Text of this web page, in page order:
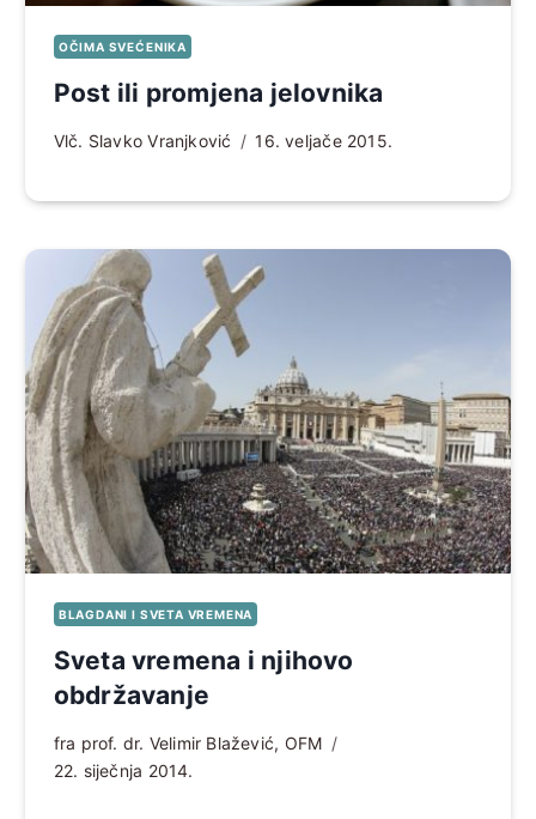
OČIMA SVEĆENIKA
Post ili promjena jelovnika
Vlč. Slavko Vranjković 16. veljače 2015.
BLAGDANI I SVETA VREMENA
Sveta vremena i njihovo
obdržavanje
fra prof. dr. Velimir Blažević, OFM
22. siječnja 2014.